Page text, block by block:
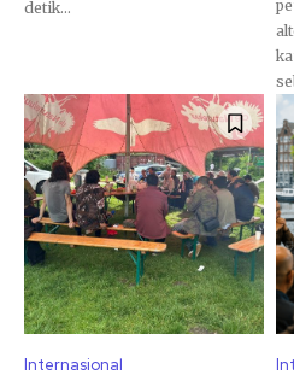
detik...
Internasional